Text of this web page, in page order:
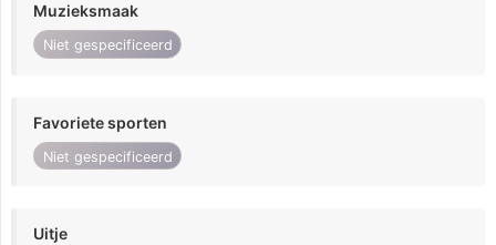
Muzieksmaak
Niet gespecificeerd
Favoriete sporten
Niet gespecificeerd
Uitje